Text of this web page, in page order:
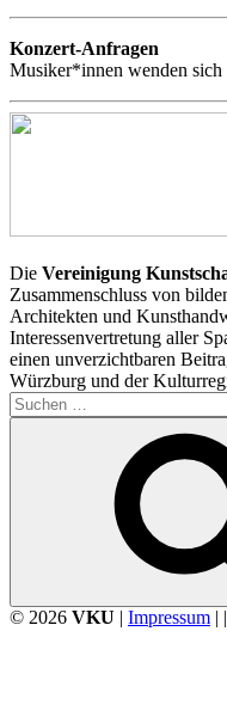
Konzert-Anfragen
Musiker*innen wenden sich
Die Vereinigung
Zusammenschluss von
Architekten und
Interessenvertretung aller
einen unverzichtbaren
Würzburg und der
Suchen
nach:
© 2026 VKU | Impressum | |